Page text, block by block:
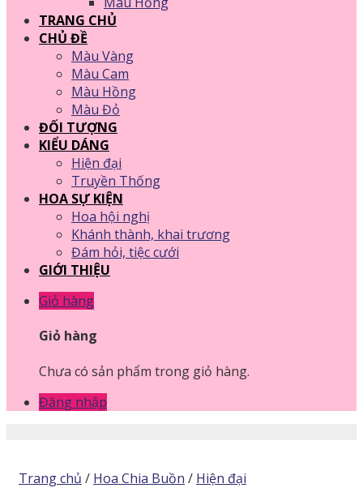
TRANG CHỦ
CHỦ ĐỀ
Màu Vàng
Màu Cam
Màu Hồng
Màu Đỏ
ĐỐI TƯỢNG
KIỂU DÁNG
Hiện đại
Truyền Thống
HOA SỰ KIỆN
Hoa hội nghị
Khánh thành, khai trương
Đám hỏi, tiệc cưới
GIỚI THIỆU
Giỏ hàng
Giỏ hàng
Chưa có sản phẩm trong giỏ hàng.
Đăng nhập
Trang chủ / Hoa Chia Buồn / Hiện đại